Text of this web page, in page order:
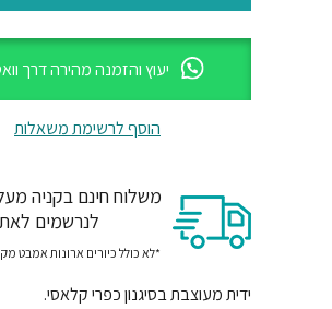
יעוץ והזמנה מהירה דרך
הוסף לרשימת משאלות
משלוח חינם בקניה מעל 399
לנרשמים
*לא כולל כיורים ארונות אמבט
ידית מעוצבת בסיגנון כפרי קלאסי.